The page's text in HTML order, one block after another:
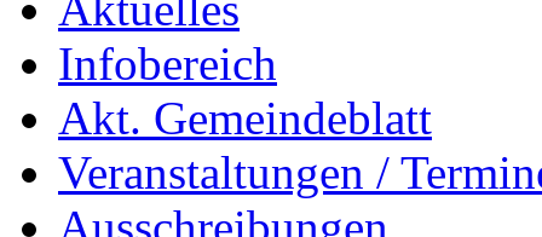
Infobereich
Akt. Gemeindeblatt
Veranstaltungen /